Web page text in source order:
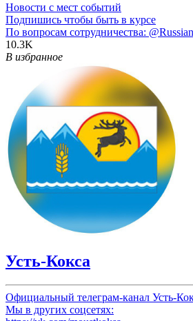
Новости с мест событий
Подпишись чтобы быть в курсе
По вопросам сотрудничества:
10.3K
В избранное
Усть-Кокса
Официальный телеграм-канал Усть-
Мы в других соцсетях: